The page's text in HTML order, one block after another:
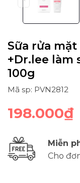
Sữa rửa
+Dr.lee làm
100g
Mã sp: PVN2812
198.000₫
Miễn
Cho